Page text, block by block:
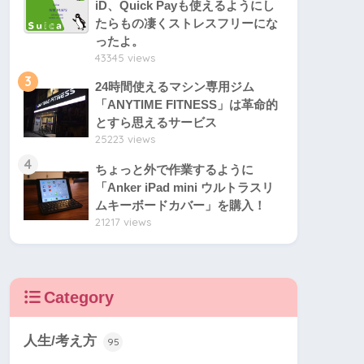
iD、Quick Payも使えるようにし
たらもの凄くストレスフリーにな
ったよ。
43345 views
3
24時間使えるマシン専用ジム
「ANYTIME FITNESS」は革命的
とすら思えるサービス
25223 views
4
ちょっと外で作業するように
「Anker iPad mini ウルトラスリ
ムキーボードカバー」を購入！
21217 views
Category
人生/考え方 95